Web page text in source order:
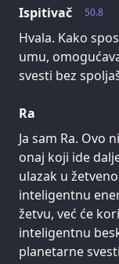
50.8
Ispitivač
Hvala. Kako
umu,
svesti bez
Ra
Ja sam Ra. Ovo
onaj koji ide
ulazak u
inteligentnu
žetvu, već će
inteligentnu
planetarne